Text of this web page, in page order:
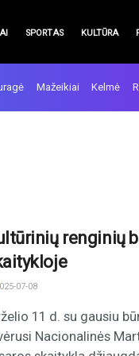
SPORTAS KULTŪRA
Mažeikiai Kelmė
renginių
07-08
11 d. su gausiu
Nacionalinės